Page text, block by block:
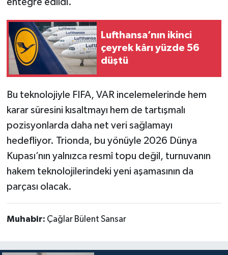
Lufthansa’nın ikinci
çeyrek kârı yüzde 56
düştü
Bu teknolojiyle FIFA, VAR incelemelerinde hem
karar süresini kısaltmayı hem de tartışmalı
pozisyonlarda daha net veri sağlamayı
hedefliyor. Trionda, bu yönüyle 2026 Dünya
Kupası’nın yalnızca resmî topu değil, turnuvanın
hakem teknolojilerindeki yeni aşamasının da
parçası olacak.
Muhabir: Çağlar Bülent Sansar